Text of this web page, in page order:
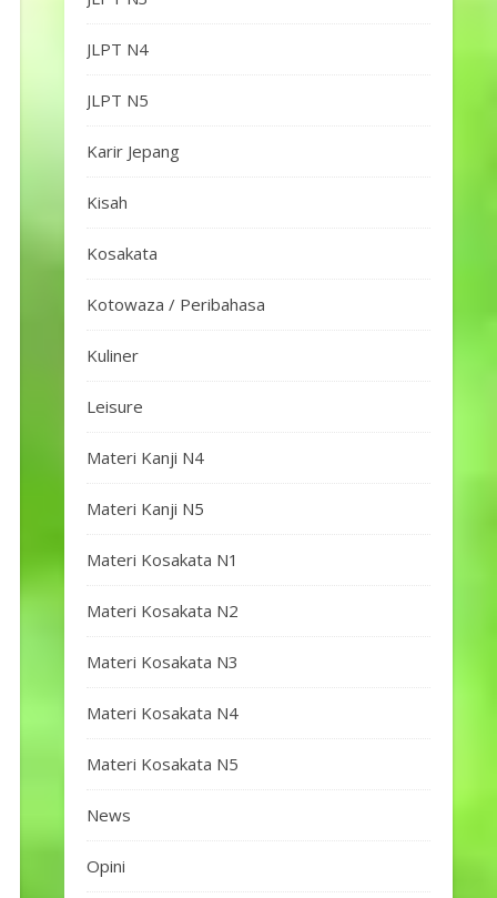
JLPT N4
JLPT N5
Karir Jepang
Kisah
Kosakata
Kotowaza / Peribahasa
Kuliner
Leisure
Materi Kanji N4
Materi Kanji N5
Materi Kosakata N1
Materi Kosakata N2
Materi Kosakata N3
Materi Kosakata N4
Materi Kosakata N5
News
Opini